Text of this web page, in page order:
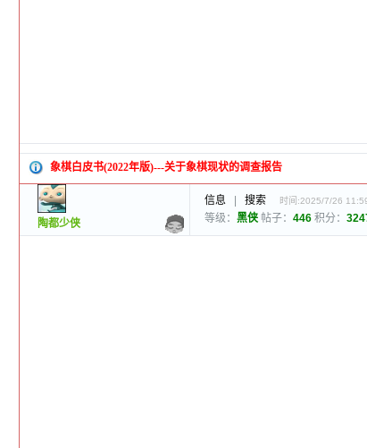
象棋白皮书(2022年版)---关于象棋现状的调查报告
陶都少侠
信息 搜索 时间:2025/7/26
等级： 黑侠帖子： 446积分：